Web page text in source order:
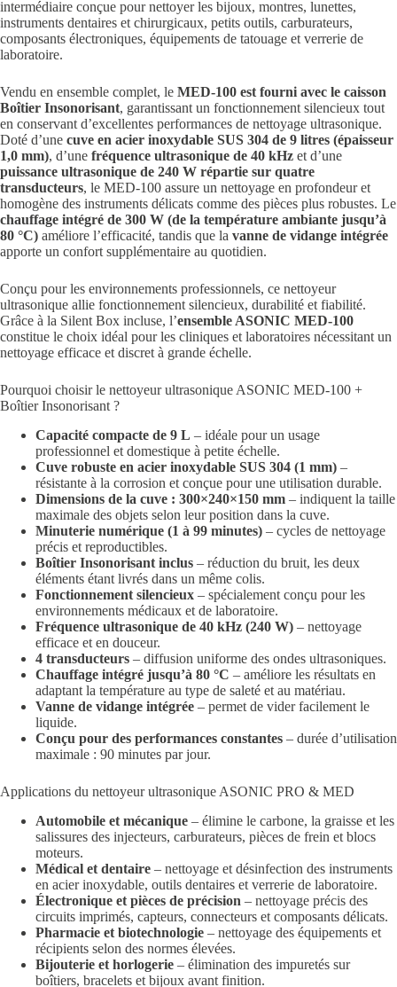
intermédiaire conçue pour nettoyer les bijoux, montres, lunettes,
instruments dentaires et chirurgicaux, petits outils, carburateurs,
composants électroniques, équipements de tatouage et verrerie de
laboratoire.
Vendu en ensemble complet, le MED-100 est fourni avec le caisson
Boîtier Insonorisant, garantissant un fonctionnement silencieux tout
en conservant d’excellentes performances de nettoyage ultrasonique.
Doté d’une cuve en acier inoxydable SUS 304 de 9 litres (épaisseur
1,0 mm), d’une fréquence ultrasonique de 40 kHz et d’une
puissance ultrasonique de 240 W répartie sur quatre
transducteurs, le MED-100 assure un nettoyage en profondeur et
homogène des instruments délicats comme des pièces plus robustes. Le
chauffage intégré de 300 W (de la température ambiante jusqu’à
80 °C) améliore l’efficacité, tandis que la vanne de vidange intégrée
apporte un confort supplémentaire au quotidien.
Conçu pour les environnements professionnels, ce nettoyeur
ultrasonique allie fonctionnement silencieux, durabilité et fiabilité.
Grâce à la Silent Box incluse, l’ensemble ASONIC MED-100
constitue le choix idéal pour les cliniques et laboratoires nécessitant un
nettoyage efficace et discret à grande échelle.
Pourquoi choisir le nettoyeur ultrasonique ASONIC MED-100 +
Boîtier Insonorisant ?
Capacité compacte de 9 L – idéale pour un usage
professionnel et domestique à petite échelle.
Cuve robuste en acier inoxydable SUS 304 (1 mm) –
résistante à la corrosion et conçue pour une utilisation durable.
Dimensions de la cuve : 300×240×150 mm – indiquent la taille
maximale des objets selon leur position dans la cuve.
Minuterie numérique (1 à 99 minutes) – cycles de nettoyage
précis et reproductibles.
Boîtier Insonorisant inclus – réduction du bruit, les deux
éléments étant livrés dans un même colis.
Fonctionnement silencieux – spécialement conçu pour les
environnements médicaux et de laboratoire.
Fréquence ultrasonique de 40 kHz (240 W) – nettoyage
efficace et en douceur.
4 transducteurs – diffusion uniforme des ondes ultrasoniques.
Chauffage intégré jusqu’à 80 °C – améliore les résultats en
adaptant la température au type de saleté et au matériau.
Vanne de vidange intégrée – permet de vider facilement le
liquide.
Conçu pour des performances constantes – durée d’utilisation
maximale : 90 minutes par jour.
Applications du nettoyeur ultrasonique ASONIC PRO & MED
Automobile et mécanique – élimine le carbone, la graisse et les
salissures des injecteurs, carburateurs, pièces de frein et blocs
moteurs.
Médical et dentaire – nettoyage et désinfection des instruments
en acier inoxydable, outils dentaires et verrerie de laboratoire.
Électronique et pièces de précision – nettoyage précis des
circuits imprimés, capteurs, connecteurs et composants délicats.
Pharmacie et biotechnologie – nettoyage des équipements et
récipients selon des normes élevées.
Bijouterie et horlogerie – élimination des impuretés sur
boîtiers, bracelets et bijoux avant finition.